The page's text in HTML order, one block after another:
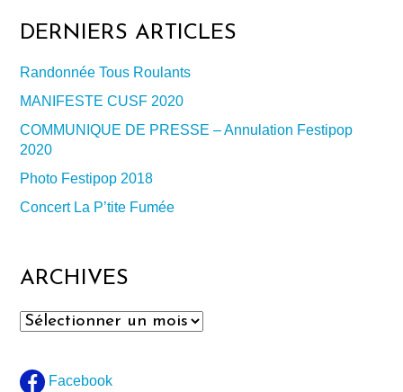
DERNIERS ARTICLES
Randonnée Tous Roulants
MANIFESTE CUSF 2020
COMMUNIQUE DE PRESSE – Annulation Festipop
2020
Photo Festipop 2018
Concert La P’tite Fumée
ARCHIVES
Archives
Facebook